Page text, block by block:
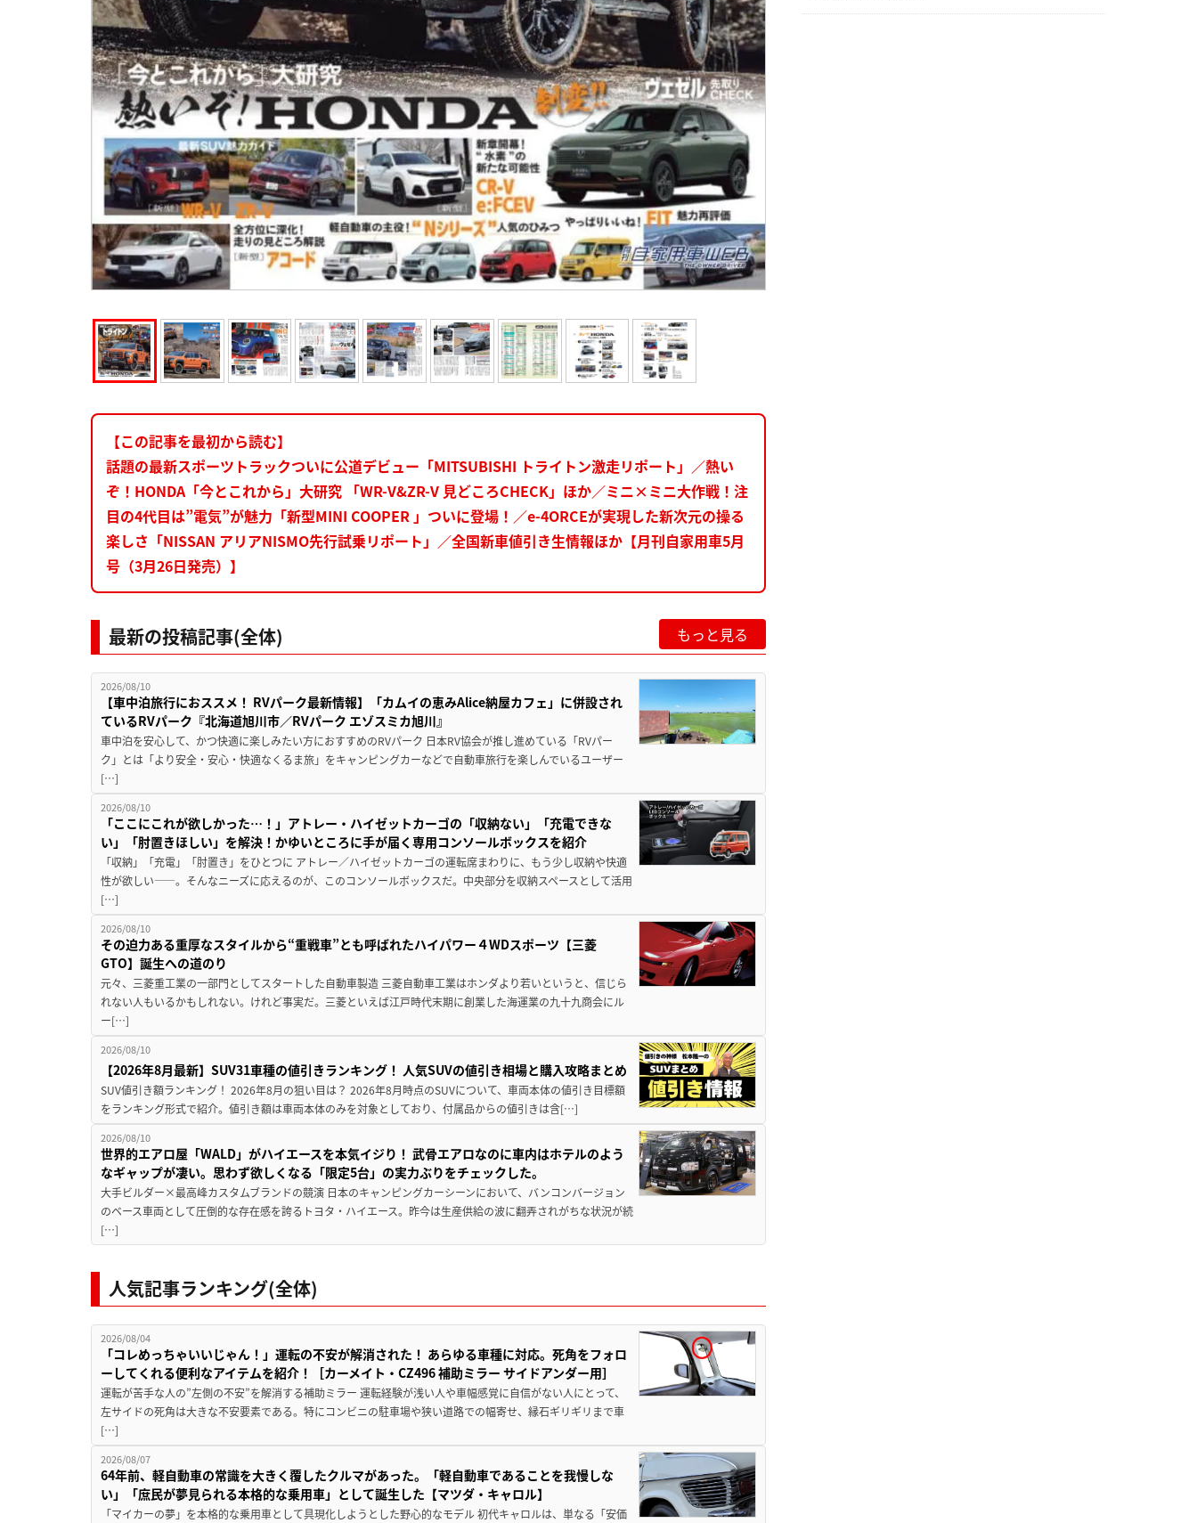
【この記事を最初から読む】
話題の最新スポーツトラックついに公道デビュー「MITSUBISHI トライトン激走リポート」／熱い
ぞ！HONDA「今とこれから」大研究 「WR-V&ZR-V 見どころCHECK」ほか／ミニ×ミニ大作戦！注
目の4代目は”電気”が魅力「新型MINI COOPER 」ついに登場！／e-4ORCEが実現した新次元の操る
楽しさ「NISSAN アリアNISMO先行試乗リポート」／全国新車値引き生情報ほか【月刊自家用車5月
号（3月26日発売）】
最新の投稿記事(全体) もっと見る
2026/08/10
【車中泊旅行におススメ！ RVパーク最新情報】「カムイの恵みAlice納屋カフェ」に併設され
ているRVパーク『北海道旭川市／RVパーク エゾスミカ旭川』
車中泊を安心して、かつ快適に楽しみたい方におすすめのRVパーク 日本RV協会が推し進めている「RVパー
ク」とは「より安全・安心・快適なくるま旅」をキャンピングカーなどで自動車旅行を楽しんでいるユーザー
[…]
2026/08/10
「ここにこれが欲しかった…！」アトレー・ハイゼットカーゴの「収納ない」「充電できな
い」「肘置きほしい」を解決！かゆいところに手が届く専用コンソールボックスを紹介
「収納」「充電」「肘置き」をひとつに アトレー／ハイゼットカーゴの運転席まわりに、もう少し収納や快適
性が欲しい――。そんなニーズに応えるのが、このコンソールボックスだ。中央部分を収納スペースとして活用
[…]
2026/08/10
その迫力ある重厚なスタイルから“重戦車”とも呼ばれたハイパワー４WDスポーツ【三菱
GTO】誕生への道のり
元々、三菱重工業の一部門としてスタートした自動車製造 三菱自動車工業はホンダより若いというと、信じら
れない人もいるかもしれない。けれど事実だ。三菱といえば江戸時代末期に創業した海運業の九十九商会にル
ー[…]
2026/08/10
【2026年8月最新】SUV31車種の値引きランキング！ 人気SUVの値引き相場と購入攻略まとめ
SUV値引き額ランキング！ 2026年8月の狙い目は？ 2026年8月時点のSUVについて、車両本体の値引き目標額
をランキング形式で紹介。値引き額は車両本体のみを対象としており、付属品からの値引きは含[…]
2026/08/10
世界的エアロ屋「WALD」がハイエースを本気イジり！ 武骨エアロなのに車内はホテルのよう
なギャップが凄い。思わず欲しくなる「限定5台」の実力ぶりをチェックした。
大手ビルダー×最高峰カスタムブランドの競演 日本のキャンピングカーシーンにおいて、バンコンバージョン
のベース車両として圧倒的な存在感を誇るトヨタ・ハイエース。昨今は生産供給の波に翻弄されがちな状況が続
[…]
人気記事ランキング(全体)
2026/08/04
「コレめっちゃいいじゃん！」運転の不安が解消された！ あらゆる車種に対応。死角をフォロ
ーしてくれる便利なアイテムを紹介！［カーメイト・CZ496 補助ミラー サイドアンダー用］
運転が苦手な人の”左側の不安”を解消する補助ミラー 運転経験が浅い人や車幅感覚に自信がない人にとって、
左サイドの死角は大きな不安要素である。特にコンビニの駐車場や狭い道路での幅寄せ、縁石ギリギリまで車
[…]
2026/08/07
64年前、軽自動車の常識を大きく覆したクルマがあった。「軽自動車であることを我慢しな
い」「庶民が夢見られる本格的な乗用車」として誕生した【マツダ・キャロル】
「マイカーの夢」を本格的な乗用車として具現化しようとした野心的なモデル 初代キャロルは、単なる「安価